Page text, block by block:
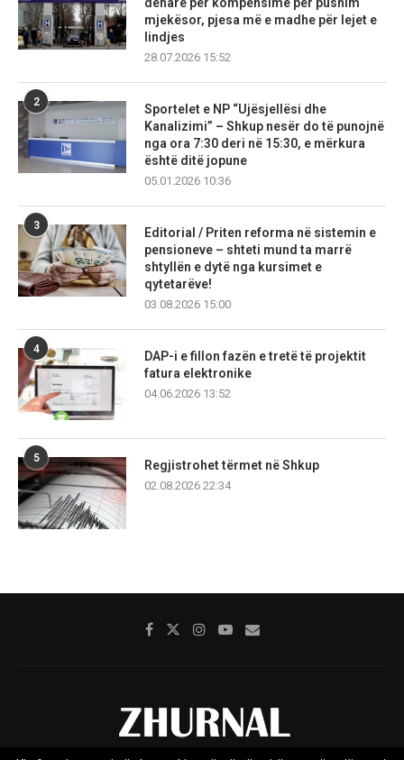
denarë për kompensime për pushim
mjekësor, pjesa më e madhe për lejet e
lindjes
28.07.2026 15:52
2
Sportelet e NP “Ujësjellësi dhe
Kanalizimi” – Shkup nesër do të punojnë
nga ora 7:30 deri në 15:30, e mërkura
është ditë jopune
05.01.2026 10:36
3
Editorial / Priten reforma në sistemin e
pensioneve – shteti mund ta marrë
shtyllën e dytë nga kursimet e
qytetarëve!
03.08.2026 15:00
4
DAP-i e fillon fazën e tretë të projektit
fatura elektronike
04.06.2026 13:52
5
Regjistrohet tërmet në Shkup
02.08.2026 22:34